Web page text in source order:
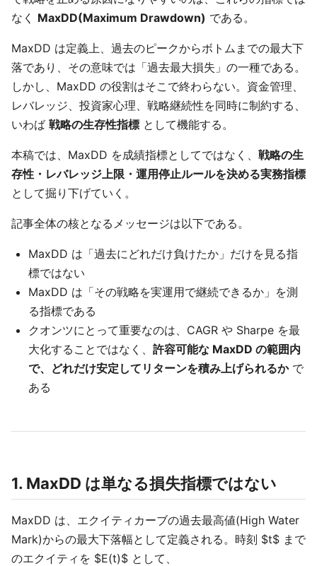
なく MaxDD(Maximum Drawdown) である。
MaxDD は定義上、過去のピークからボトムまでの最大下
落であり、その意味では「過去最大損失」の一種である。
しかし、MaxDD の役割はそこで終わらない。資金管理、
レバレッジ、投資家心理、戦略継続性を同時に制約する、
いわば 戦略の生存性指標 として機能する。
本稿では、MaxDD を成績指標としてではなく、 戦略の生
存性・レバレッジ上限・運用停止ルールを決める実務指標
として掘り下げていく。
記事全体の核となるメッセージは以下である。
MaxDD は「過去にどれだけ負けたか」だけを見る指
標ではない
MaxDD は「その戦略を実運用で継続できるか」を測
る指標である
クオンツにとって重要なのは、CAGR や Sharpe を最
大化することではなく、 許容可能な MaxDD の範囲内
で、どれだけ安定してリターンを積み上げられるかで
ある
1. MaxDD は単なる損失指標ではない
MaxDD は、エクイティカーブの過去最高値(High Water
Mark)からの最大下落幅として定義される。時刻 $t$ まで
のエクイティを $E(t)$ として、